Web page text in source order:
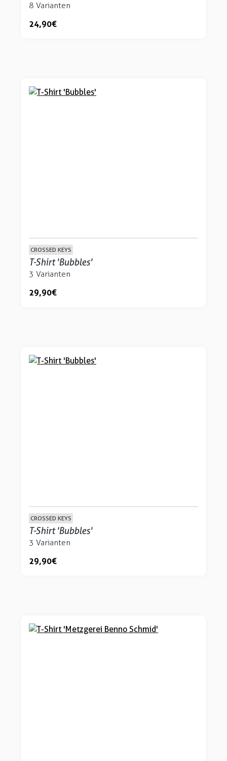
8 Varianten
24,90 €
CROSSED KEYS
T-Shirt 'Bubbles'
3 Varianten
29,90 €
CROSSED KEYS
T-Shirt 'Bubbles'
3 Varianten
29,90 €